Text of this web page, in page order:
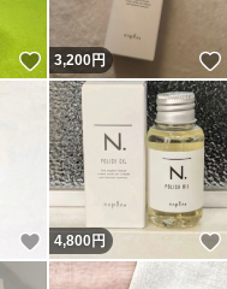
いいね！
3,200円
いいね！
4,800円